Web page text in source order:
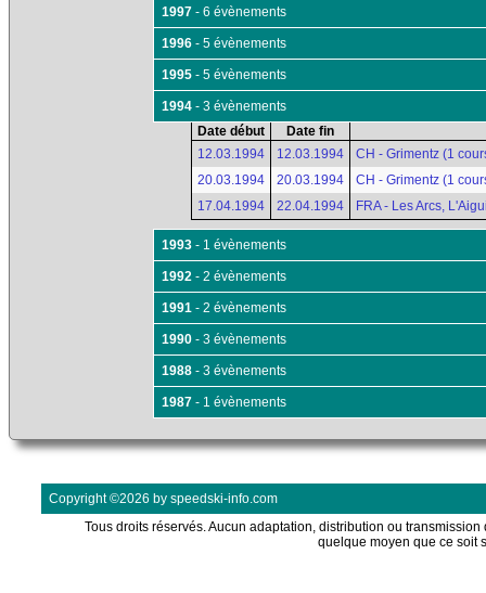
1997 - 6 évènements
1996 - 5 évènements
1995 - 5 évènements
1994 - 3 évènements
Date début
Date fin
12.03.1994
12.03.1994
CH - Grimentz (1
20.03.1994
20.03.1994
CH - Grimentz (1
17.04.1994
22.04.1994 FRA - Les Arcs,
1993 - 1 évènements
1992 - 2 évènements
1991 - 2 évènements
1990 - 3 évènements
1988 - 3 évènements
1987 - 1 évènements
Copyright ©2026 by speedski-info.com
Tous droits réservés. Aucun adaptation, distribution ou
quelque moyen que ce soit